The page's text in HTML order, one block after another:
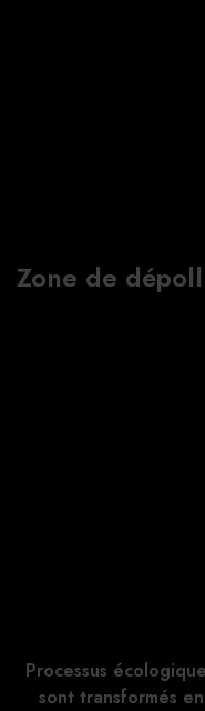
Zone de
Processus
sont transformés